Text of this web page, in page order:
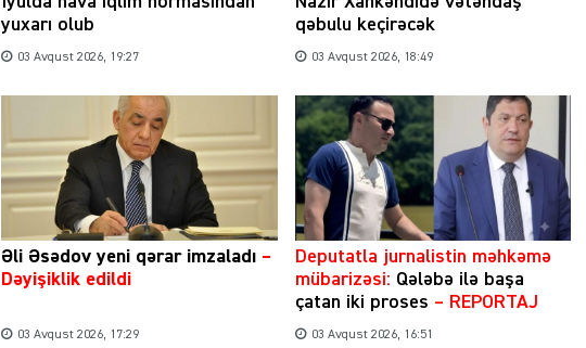
yuxarı olub
03 Avqust 2026, 19:27
qəbulu keçirəcək
03 Avqust 2026, 18:49
Əli Əsədov yeni qərar imzaladı –
Dəyişiklik edildi
03 Avqust 2026, 17:29
​Deputatla jurnalistin məhkəmə
mübarizəsi: Qələbə ilə başa
çatan iki proses – REPORTAJ
03 Avqust 2026, 16:51
01 İyun 2026, 11:28